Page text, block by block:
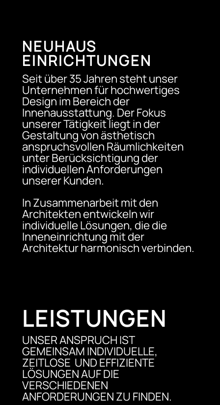
NEUHAUS
EINRICHTUNGEN
Seit über 35 Jahren steht unser
Unternehmen für hochwertiges
Design im Bereich der
Innenausstattung. Der Fokus
unserer Tätigkeit liegt in der
Gestaltung von ästhetisch
anspruchsvollen Räumlichkeiten
unter Berücksichtigung der
individuellen Anforderungen
unserer Kunden.
In Zusammenarbeit mit den
Architekten entwickeln wir
individuelle Lösungen, die die
Inneneinrichtung mit der
Architektur harmonisch verbinden.
LEISTUNGEN
UNSER ANSPRUCH IST
GEMEINSAM INDIVIDUELLE,
ZEITLOSE UND EFFIZIENTE
LÖSUNGEN AUF DIE
VERSCHIEDENEN
ANFORDERUNGEN ZU FINDEN.